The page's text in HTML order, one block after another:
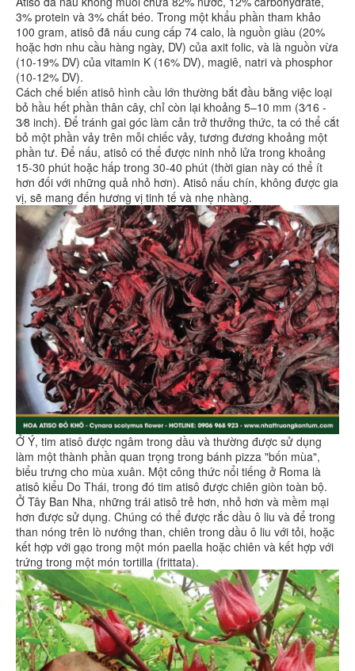
3% protein và 3% chất béo. Trong một khẩu phần tham khảo
100 gram, atisô đã nấu cung cấp 74 calo, là nguồn giàu (20%
hoặc hơn nhu cầu hàng ngày, DV) của axit folic, và là nguồn vừa
(10-19% DV) của vitamin K (16% DV), magiê, natri và phosphor
(10-12% DV).
Cách chế biến atisô hình cầu lớn thường bắt đầu bằng việc loại
bỏ hầu hết phần thân cây, chỉ còn lại khoảng 5–10 mm (3⁄16 -
3⁄8 inch). Để tránh gai góc làm cản trở thưởng thức, ta có thể cắt
bỏ một phần vảy trên mỗi chiếc vảy, tương đương khoảng một
phần tư. Để nấu, atisô có thể được ninh nhỏ lửa trong khoảng
15-30 phút hoặc hấp trong 30-40 phút (thời gian này có thể ít
hơn đối với những quả nhỏ hơn). Atisô nấu chín, không được gia
vị, sẽ mang đến hương vị tinh tế và nhẹ nhàng.
Ở Ý, tim atisô được ngâm trong dầu và thường được sử dụng
làm một thành phần quan trọng trong bánh pizza "bốn mùa",
biểu trưng cho mùa xuân. Một công thức nổi tiếng ở Roma là
atisô kiểu Do Thái, trong đó tim atisô được chiên giòn toàn bộ.
Ở Tây Ban Nha, những trái atisô trẻ hơn, nhỏ hơn và mềm mại
hơn được sử dụng. Chúng có thể được rắc dầu ô liu và để trong
than nóng trên lò nướng than, chiên trong dầu ô liu với tỏi, hoặc
kết hợp với gạo trong một món paella hoặc chiên và kết hợp với
trứng trong một món tortilla (frittata).